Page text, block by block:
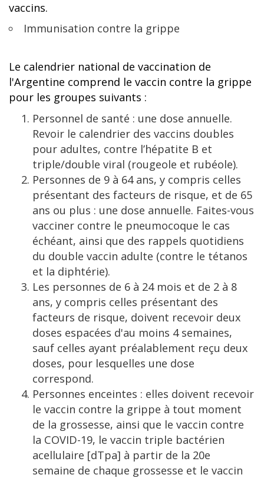
vaccins.
Immunisation contre la grippe
Le calendrier national de vaccination de
l'Argentine comprend le vaccin contre la grippe
pour les groupes suivants :
Personnel de santé : une dose annuelle.
Revoir le calendrier des vaccins doubles
pour adultes, contre l’hépatite B et
triple/double viral (rougeole et rubéole).
Personnes de 9 à 64 ans, y compris celles
présentant des facteurs de risque, et de 65
ans ou plus : une dose annuelle. Faites-vous
vacciner contre le pneumocoque le cas
échéant, ainsi que des rappels quotidiens
du double vaccin adulte (contre le tétanos
et la diphtérie).
Les personnes de 6 à 24 mois et de 2 à 8
ans, y compris celles présentant des
facteurs de risque, doivent recevoir deux
doses espacées d'au moins 4 semaines,
sauf celles ayant préalablement reçu deux
doses, pour lesquelles une dose
correspond.
Personnes enceintes : elles doivent recevoir
le vaccin contre la grippe à tout moment
de la grossesse, ainsi que le vaccin contre
la COVID-19, le vaccin triple bactérien
acellulaire [dTpa] à partir de la 20e
semaine de chaque grossesse et le vaccin